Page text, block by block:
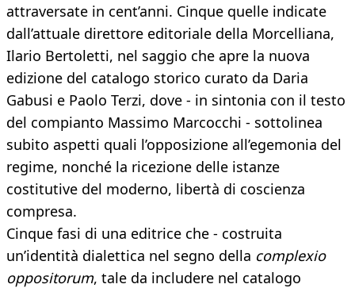
attraversate in cent’anni. Cinque quelle indicate
dall’attuale direttore editoriale della Morcelliana,
Ilario Bertoletti, nel saggio che apre la nuova
edizione del catalogo storico curato da Daria
Gabusi e Paolo Terzi, dove - in sintonia con il testo
del compianto Massimo Marcocchi - sottolinea
subito aspetti quali l’opposizione all’egemonia del
regime, nonché la ricezione delle istanze
costitutive del moderno, libertà di coscienza
compresa.
Cinque fasi di una editrice che - costruita
un’identità dialettica nel segno della complexio
oppositorum, tale da includere nel catalogo